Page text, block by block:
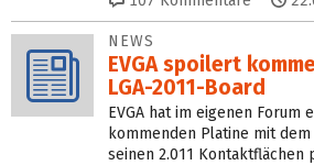
NEWS
EVGA spoilert
LGA-2011-Board
EVGA hat im eigenen Forum
kommenden Platine mit
seinen 2.011